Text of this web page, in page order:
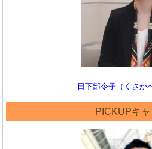
日下部令子（くさか
PICKUPキ